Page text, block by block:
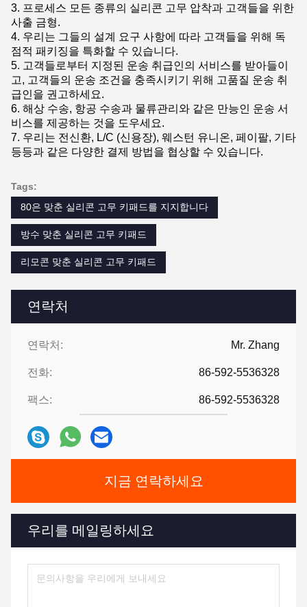
연락처
연락처: Mr. Zhang
전화: 86-592-5536328
팩스: 86-592-5536328
지금 연락하세요
우리를 메일링하세요
3. 프로세스 모든 종류의 실리콘 고무 압착과 고객들을 위한
사출 금형.
4. 우리는 그들의 설계 요구 사항에 따라 고객들을 위해 독
점적 패키징을 특화할 수 있습니다.
5. 고객들로부터 지정된 운송 취급인의 서비스를 받아들이
고, 고객들의 운송 조건을 충족시키기 위해 고품질 운송 취
급인을 권고하세요.
6. 해상 수송, 항공 수송과 물류관리와 같은 만능인 운송 서
비스를 제공하는 것을 도우세요.
7. 우리는 전신환, L/C (신용장), 웨스턴 유니온, 페이팔, 기타
등등과 같은 다양한 결제 방법을 협상할 수 있습니다.
Tags:
80은 맞춘 실리콘 고무 키패드를 지지합니다
방수 맞춘 실리콘 고무 키패드
리모콘 맞춘 실리콘 고무 키패드